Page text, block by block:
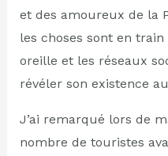
et des amoureux de la
les choses sont en
oreille et les réseaux
révéler son existence
J’ai remarqué lors de
nombre de touristes